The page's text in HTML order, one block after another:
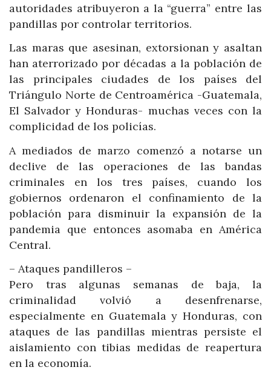
autoridades atribuyeron a la “guerra” entre las
pandillas por controlar territorios.
Las maras que asesinan, extorsionan y asaltan
han aterrorizado por décadas a la población de
las principales ciudades de los países del
Triángulo Norte de Centroamérica -Guatemala,
El Salvador y Honduras- muchas veces con la
complicidad de los policías.
A mediados de marzo comenzó a notarse un
declive de las operaciones de las bandas
criminales en los tres países, cuando los
gobiernos ordenaron el confinamiento de la
población para disminuir la expansión de la
pandemia que entonces asomaba en América
Central.
– Ataques pandilleros –
Pero tras algunas semanas de baja, la
criminalidad volvió a desenfrenarse,
especialmente en Guatemala y Honduras, con
ataques de las pandillas mientras persiste el
aislamiento con tibias medidas de reapertura
en la economía.